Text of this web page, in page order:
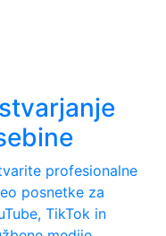
profesionalne
posnetke za
TikTok in